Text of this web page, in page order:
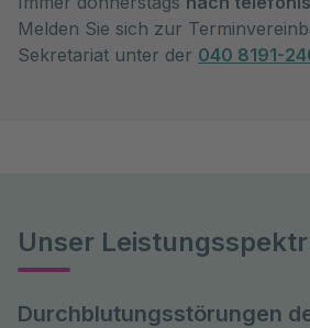
Melden Sie sich zur
Sekretariat unter der 040 8191-
Unser
Durchblutungsstörungen